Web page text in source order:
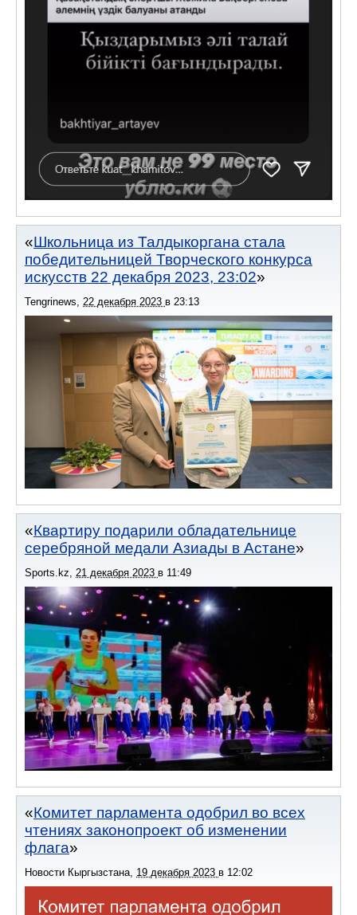
Школьница из Талдыкоргана стала
победительницей Творческого конкурса
искусств 22 декабря 2023, 23:02
Tengrinews, 22 декабря 2023 в 23:13
Квартиру подарили обладательнице
серебряной медали Азиады в Астане
Sports.kz 21 декабря 2023 в 11:49
Комитет парламента одобрил во всех
чтениях законопроект об изменении
флага
Новости Кыргызстана, 19 декабря 2023 в 12:02